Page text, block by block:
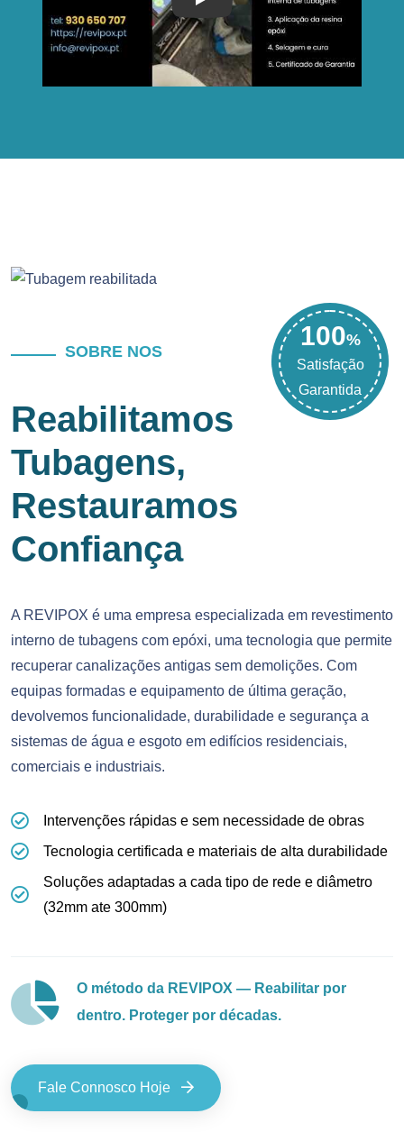
100%
Satisfação
Garantida
SOBRE NOS
Reabilitamos
Tubagens,
Restauramos
Confiança
A REVIPOX é uma empresa especializada em revestimento
interno de tubagens com epóxi, uma tecnologia que permite
recuperar canalizações antigas sem demolições. Com
equipas formadas e equipamento de última geração,
devolvemos funcionalidade, durabilidade e segurança a
sistemas de água e esgoto em edifícios residenciais,
comerciais e industriais.
Intervenções rápidas e sem necessidade de obras
Tecnologia certificada e materiais de alta durabilidade
Soluções adaptadas a cada tipo de rede e diâmetro
(32mm ate 300mm)
O método da REVIPOX — Reabilitar por
dentro. Proteger por décadas.
Fale Connosco Hoje